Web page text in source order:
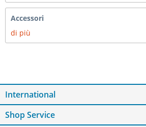
Accessori
di più
International
Shop Service